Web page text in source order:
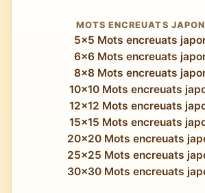
MOTS ENCREUATS
5x5 Mots encreuats
6x6 Mots encreuats
8x8 Mots encreuats
10x10 Mots encreuats
12x12 Mots encreuats
15x15 Mots encreuats
20x20 Mots encreuats
25x25 Mots encreuats
30x30 Mots encreuats